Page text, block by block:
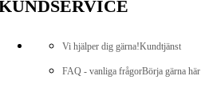
Vi hjälper dig gärna!Kundtjänst
FAQ - vanliga frågorBörja gärna här